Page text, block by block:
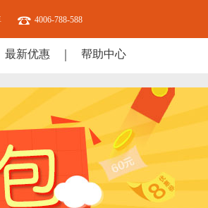
4006-788-588
最新优惠 帮助中心